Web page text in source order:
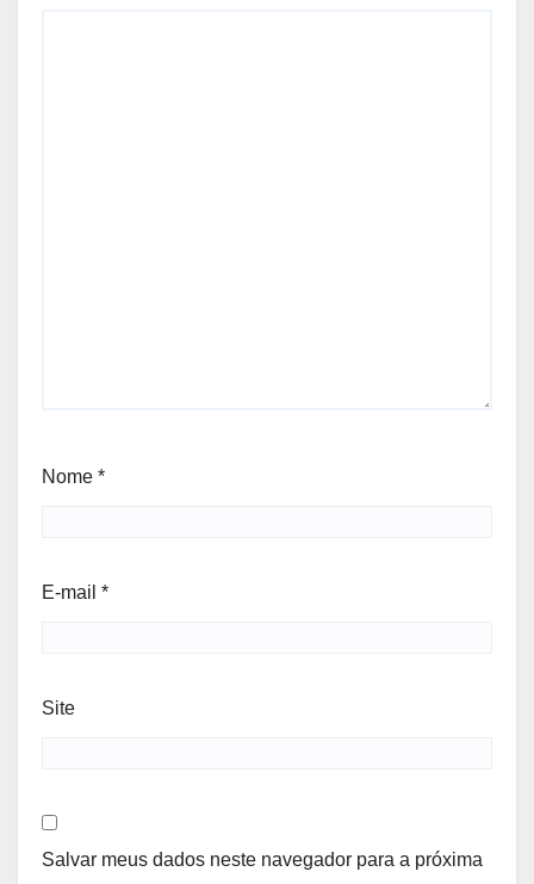
Nome *
E-mail *
Site
Salvar meus dados neste navegador para a próxima